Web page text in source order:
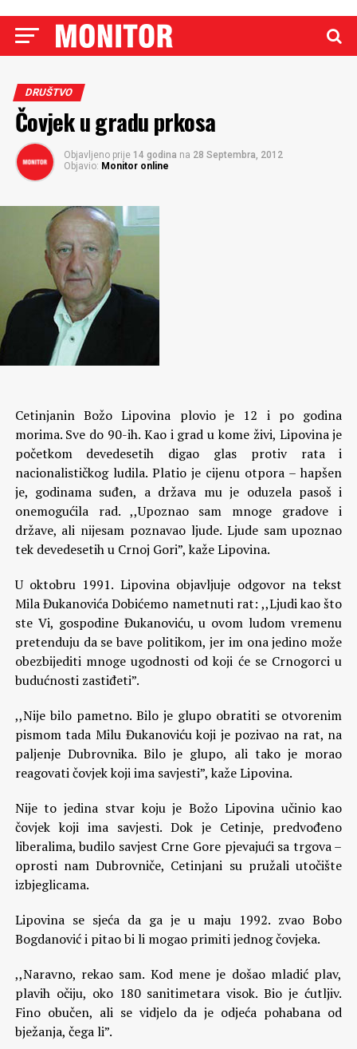
DRUŠTVO
Čovjek u gradu prkosa
Objavljeno prije 14 godina na 28 Septembra, 2012
Objavio: Monitor online
Cetinjanin Božo Lipovina plovio je 12 i po godina
morima. Sve do 90-ih. Kao i grad u kome živi, Lipovina je
početkom devedesetih digao glas protiv rata i
nacionalističkog ludila. Platio je cijenu otpora – hapšen
je, godinama suđen, a država mu je oduzela pasoš i
onemogućila rad. ,,Upoznao sam mnoge gradove i
države, ali nijesam poznavao ljude. Ljude sam upoznao
tek devedesetih u Crnoj Gori”, kaže Lipovina.
U oktobru 1991. Lipovina objavljuje odgovor na tekst
Mila Đukanovića Dobićemo nametnuti rat: ,,Ljudi kao što
ste Vi, gospodine Đukanoviću, u ovom ludom vremenu
pretenduju da se bave politikom, jer im ona jedino može
obezbijediti mnoge ugodnosti od koji će se Crnogorci u
budućnosti zastiđeti”.
,,Nije bilo pametno. Bilo je glupo obratiti se otvorenim
pismom tada Milu Đukanoviću koji je pozivao na rat, na
paljenje Dubrovnika. Bilo je glupo, ali tako je morao
reagovati čovjek koji ima savjesti”, kaže Lipovina.
Nije to jedina stvar koju je Božo Lipovina učinio kao
čovjek koji ima savjesti. Dok je Cetinje, predvođeno
liberalima, budilo savjest Crne Gore pjevajući sa trgova –
oprosti nam Dubrovniče, Cetinjani su pružali utočište
izbjeglicama.
Lipovina se sjeća da ga je u maju 1992. zvao Bobo
Bogdanović i pitao bi li mogao primiti jednog čovjeka.
,,Naravno, rekao sam. Kod mene je došao mladić plav,
plavih očiju, oko 180 sanitimetara visok. Bio je ćutljiv.
Fino obučen, ali se vidjelo da je odjeća pohabana od
bježanja, čega li”.